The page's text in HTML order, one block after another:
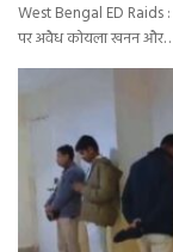
West Bengal ED Raids :
पर अवैध कोयला खनन